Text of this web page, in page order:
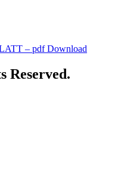
– pdf Download
Reserved.